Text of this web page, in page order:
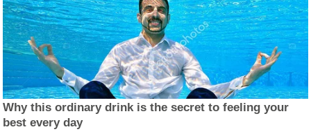
Why this ordinary drink is the secret to feeling your
best every day